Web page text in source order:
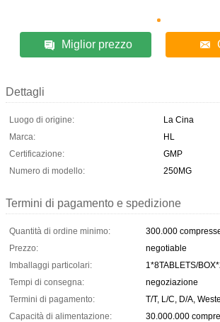
Miglior prezzo
Dettagli
Luogo di origine:
La Cina
Marca:
HL
Certificazione:
GMP
Numero di modello:
250MG
Termini di pagamento e spedizione
Quantità di ordine minimo:
300.000
Prezzo:
negotiable
Imballaggi particolari:
1*8TABLETS/
Tempi di consegna:
negoziazione
Termini di pagamento:
T/T, L/C, D/A,
Capacità di alimentazione:
30.000.000